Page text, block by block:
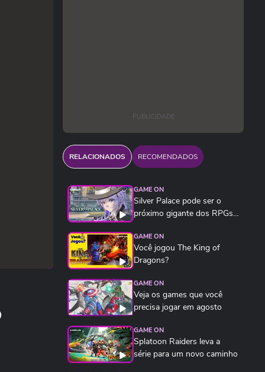
PUBLICIDADE
RELACIONADOS RECOMENDADOS
GAME ON
Silver Palace pode ser o
próximo gigante dos RPGs
GAME ON
Você jogou The King of
Dragons?
GAME ON
Veja os games que você
precisa jogar em agosto
GAME ON
Splatoon Raiders leva a
série para um novo caminho